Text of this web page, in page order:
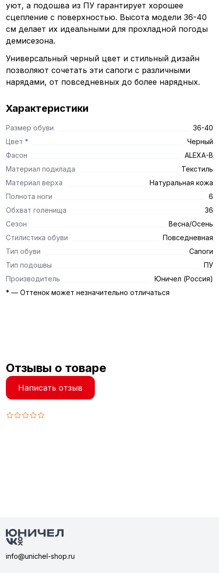
уют, а подошва из ПУ гарантирует хорошее
сцепление с поверхностью. Высота модели 36-40
см делает их идеальными для прохладной погоды
демисезона.
Универсальный черный цвет и стильный дизайн
позволяют сочетать эти сапоги с различными
нарядами, от повседневных до более нарядных.
Характеристики
Размер обуви
36-40
Цвет *
Черный
Фасон
ALEXA-B
Материал подклада
Текстиль
Материал верха
Натуральная кожа
Полнота ноги
6
Обхват голенища
36
Сезон
Весна/Осень
Стилистика обуви
Повседневная
Тип обуви
Сапоги
Тип подошвы
ПУ
Производитель
Юничел (Россия)
* — Оттенок может незначительно отличаться
Отзывы о товаре
Написать отзыв
info@unichel-shop.ru